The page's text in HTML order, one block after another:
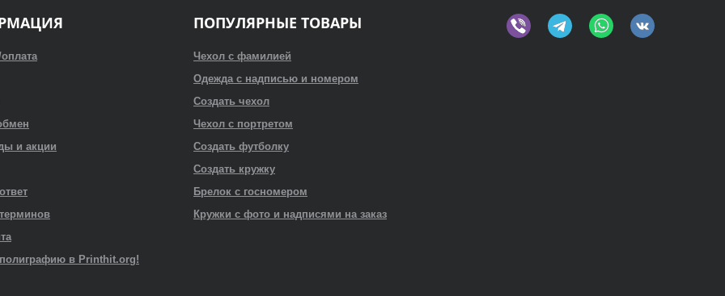
и акции
полиграфию в Printhit.org!
ПОПУЛЯРНЫЕ ТОВАРЫ
Чехол с фамилией
Одежда с надписью и номером
Создать чехол
Чехол с портретом
Создать футболку
Создать кружку
Брелок с госномером
Кружки с фото и надписями на заказ